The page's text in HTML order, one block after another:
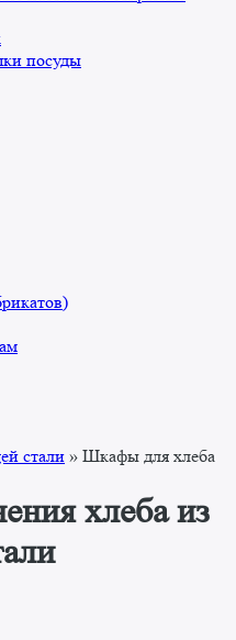
посуды
стали » Шкафы для хлеба
хлеба из